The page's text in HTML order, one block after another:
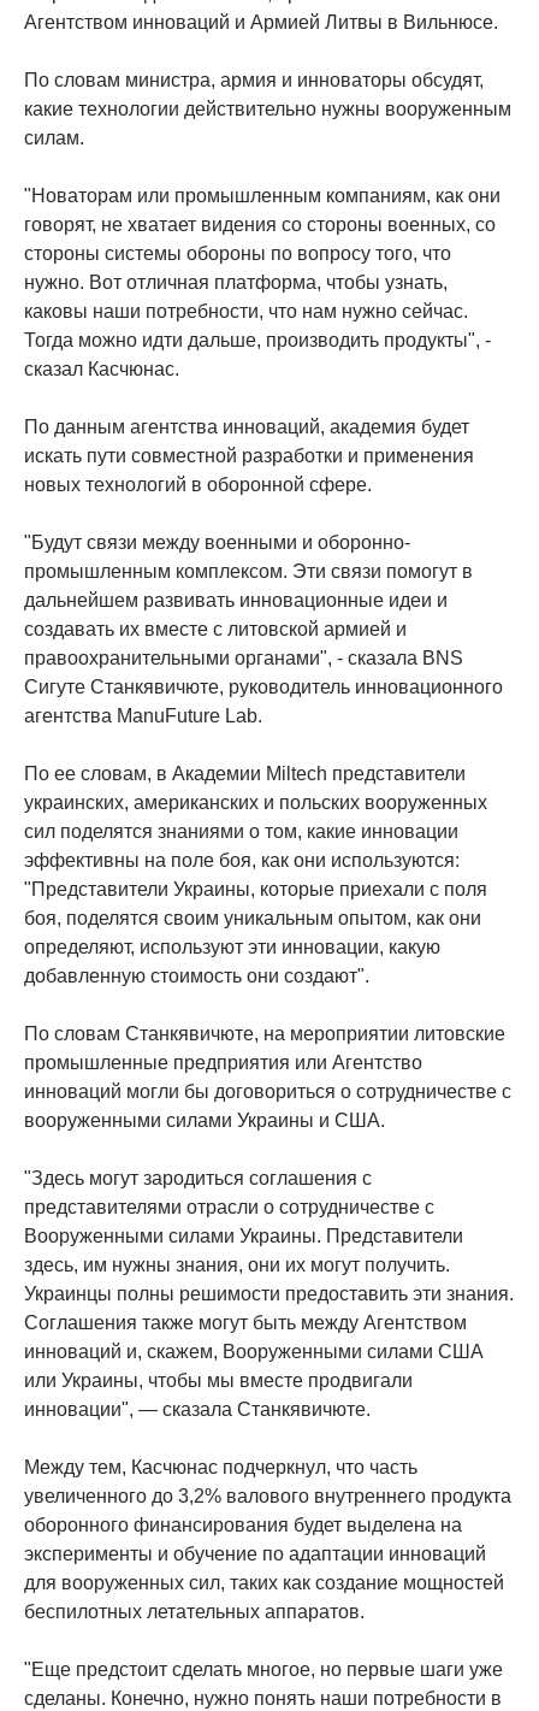
Агентством инноваций и Армией Литвы в Вильнюсе.
По словам министра, армия и инноваторы обсудят,
какие технологии действительно нужны вооруженным
силам.
"Новаторам или промышленным компаниям, как они
говорят, не хватает видения со стороны военных, со
стороны системы обороны по вопросу того, что
нужно. Вот отличная платформа, чтобы узнать,
каковы наши потребности, что нам нужно сейчас.
Тогда можно идти дальше, производить продукты", -
сказал Касчюнас.
По данным агентства инноваций, академия будет
искать пути совместной разработки и применения
новых технологий в оборонной сфере.
"Будут связи между военными и оборонно-
промышленным комплексом. Эти связи помогут в
дальнейшем развивать инновационные идеи и
создавать их вместе с литовской армией и
правоохранительными органами", - сказала BNS
Сигуте Станкявичюте, руководитель инновационного
агентства ManuFuture Lab.
По ее словам, в Академии Miltech представители
украинских, американских и польских вооруженных
сил поделятся знаниями о том, какие инновации
эффективны на поле боя, как они используются:
"Представители Украины, которые приехали с поля
боя, поделятся своим уникальным опытом, как они
определяют, используют эти инновации, какую
добавленную стоимость они создают".
По словам Станкявичюте, на мероприятии литовские
промышленные предприятия или Агентство
инноваций могли бы договориться о сотрудничестве с
вооруженными силами Украины и США.
"Здесь могут зародиться соглашения с
представителями отрасли о сотрудничестве с
Вооруженными силами Украины. Представители
здесь, им нужны знания, они их могут получить.
Украинцы полны решимости предоставить эти знания.
Соглашения также могут быть между Агентством
инноваций и, скажем, Вооруженными силами США
или Украины, чтобы мы вместе продвигали
инновации", — сказала Станкявичюте.
Между тем, Касчюнас подчеркнул, что часть
увеличенного до 3,2% валового внутреннего продукта
оборонного финансирования будет выделена на
эксперименты и обучение по адаптации инноваций
для вооруженных сил, таких как создание мощностей
беспилотных летательных аппаратов.
"Еще предстоит сделать многое, но первые шаги уже
сделаны. Конечно, нужно понять наши потребности в